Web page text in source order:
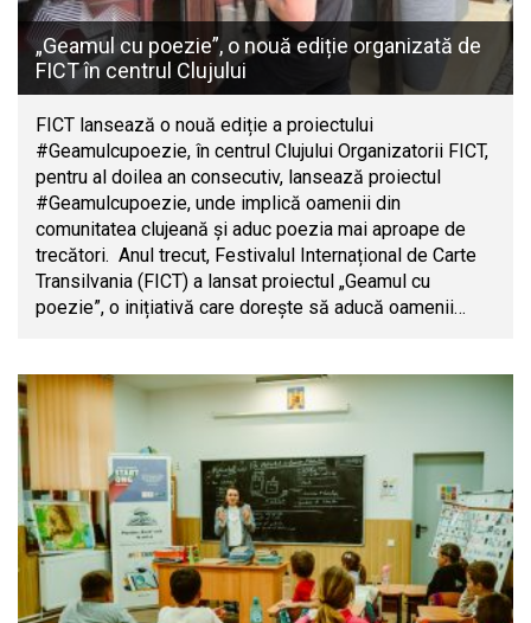
„Geamul cu poezie”, o nouă ediție organizată de
FICT în centrul Clujului
FICT lansează o nouă ediție a proiectului
#Geamulcupoezie, în centrul Clujului Organizatorii FICT,
pentru al doilea an consecutiv, lansează proiectul
#Geamulcupoezie, unde implică oamenii din
comunitatea clujeană și aduc poezia mai aproape de
trecători. Anul trecut, Festivalul Internațional de Carte
Transilvania (FICT) a lansat proiectul „Geamul cu
poezie”, o inițiativă care dorește să aducă oamenii…